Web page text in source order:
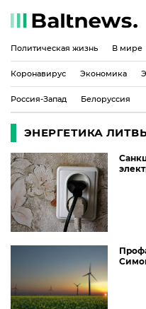
Политическая жизнь В мире
Коронавирус Экономика
Россия-Запад Белоруссия
ЭНЕРГЕТИКА